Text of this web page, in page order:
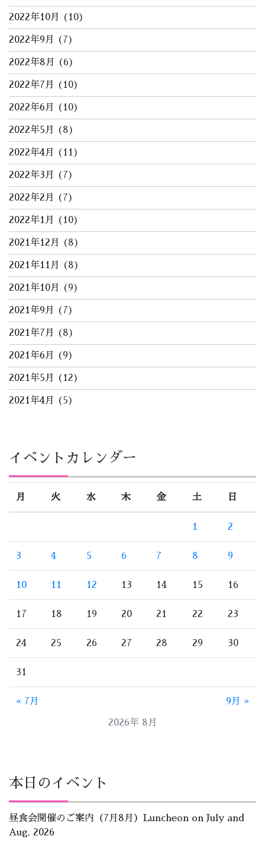
2022年10月 (10)
2022年9月 (7)
2022年8月 (6)
2022年7月 (10)
2022年6月 (10)
2022年5月 (8)
2022年4月 (11)
2022年3月 (7)
2022年2月 (7)
2022年1月 (10)
2021年12月 (8)
2021年11月 (8)
2021年10月 (9)
2021年9月 (7)
2021年7月 (8)
2021年6月 (9)
2021年5月 (12)
2021年4月 (5)
イベントカレンダー
2026年 8月
月 火 水 木 金 土 日
1 2
3 4 5 6 7 8 9
10 11 12 13 14 15 16
17 18 19 20 21 22 23
24 25 26 27 28 29 30
31
« 7月 9月 »
本日のイベント
昼食会開催のご案内（7月8月）Luncheon on July and
Aug, 2026